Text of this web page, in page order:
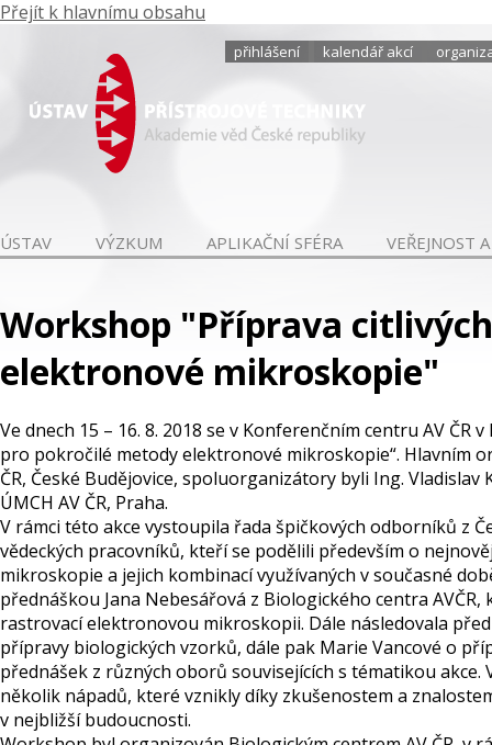
Přejít k hlavnímu obsahu
přihlášení kalendář akcí
ÚSTAV VÝZKUM APLIKAČNÍ SFÉRA VEŘEJNOST
Workshop "Příprava
elektronové mikroskopie"
Ve dnech 15 – 16. 8. 2018 se v Konferenčním centru AV
pro pokročilé metody elektronové mikroskopie“. Hlavním
ČR, České Budějovice, spoluorganizátory byli Ing. Vladislav
ÚMCH AV ČR, Praha.
V rámci této akce vystoupila řada špičkových odborníků z
vědeckých pracovníků, kteří se podělili především o
mikroskopie a jejich kombinací využívaných v současné
přednáškou Jana Nebesářová z Biologického centra
rastrovací elektronovou mikroskopii. Dále následovala
přípravy biologických vzorků, dále pak Marie Vancové o
přednášek z různých oborů souvisejících s tématikou
několik nápadů, které vznikly díky zkušenostem a
v nejbližší budoucnosti.